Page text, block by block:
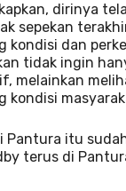
dirinya
sepekan
kondisi dan
tidak ingin
melainkan
kondisi
Pantura itu
terus di